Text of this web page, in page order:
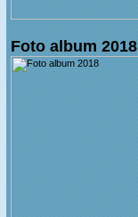
Foto album 2018